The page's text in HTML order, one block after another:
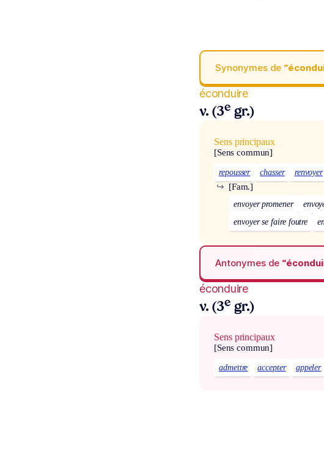
Synonymes de
éconduire
v. (3e gr.)
Sens principaux
[Sens commun]
repousser chasser renvoyer
[Fam.]
↪
envoyer promener
envoyer se faire foutre
Antonymes de
éconduire
v. (3e gr.)
Sens principaux
[Sens commun]
admettre accepter appeler